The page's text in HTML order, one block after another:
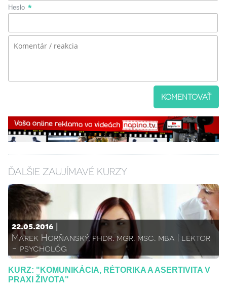
Heslo
KOMENTOVAŤ
ĎALŠIE ZAUJÍMAVÉ KURZY
22.05.2016
Marek Horňanský, phdr. mgr. msc. mba | lektor
- psychológ
KURZ: "KOMUNIKÁCIA, RÉTORIKA A ASERTIVITA V
PRAXI ŽIVOTA"